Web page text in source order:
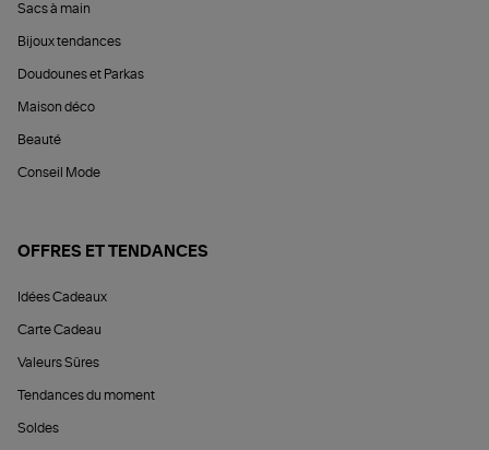
Sacs à main
Bijoux tendances
Doudounes et Parkas
Maison déco
Beauté
Conseil Mode
OFFRES ET TENDANCES
Idées Cadeaux
Carte Cadeau
Valeurs Sûres
Tendances du moment
Soldes